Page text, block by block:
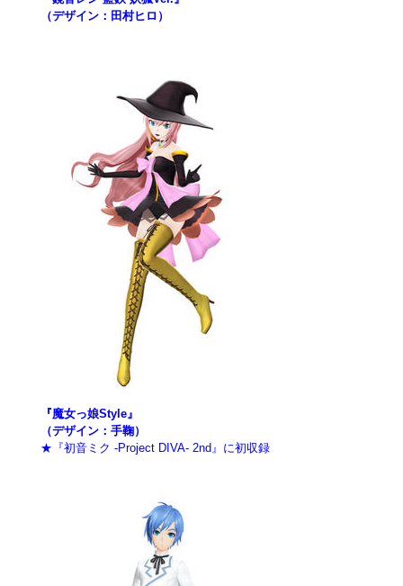
（デザイン：田村ヒロ）
『魔女っ娘Style』
（デザイン：手鞠）
★『初音ミク -Project DIVA- 2nd』に初収録